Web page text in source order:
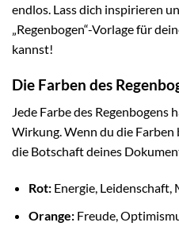
endlos. Lass dich inspirieren
„Regenbogen“-Vorlage für
kannst!
Die Farben des
Jede Farbe des Regenbogens
Wirkung. Wenn du die
die Botschaft deines
Rot:Energie, Leidenschaft,
Orange:Freude,